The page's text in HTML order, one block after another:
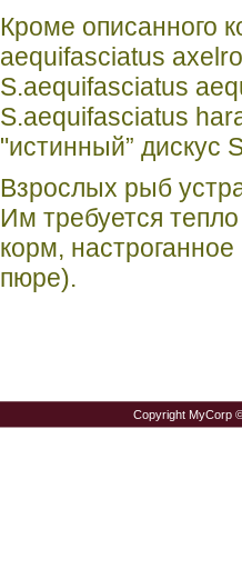
Кроме описанного
aequifasciatus
S.aequifasciatus
S.aequifasciatus
"истинный” дискус
Взрослых рыб
Им требуется
корм,
пюре).
Copyright MyCorp